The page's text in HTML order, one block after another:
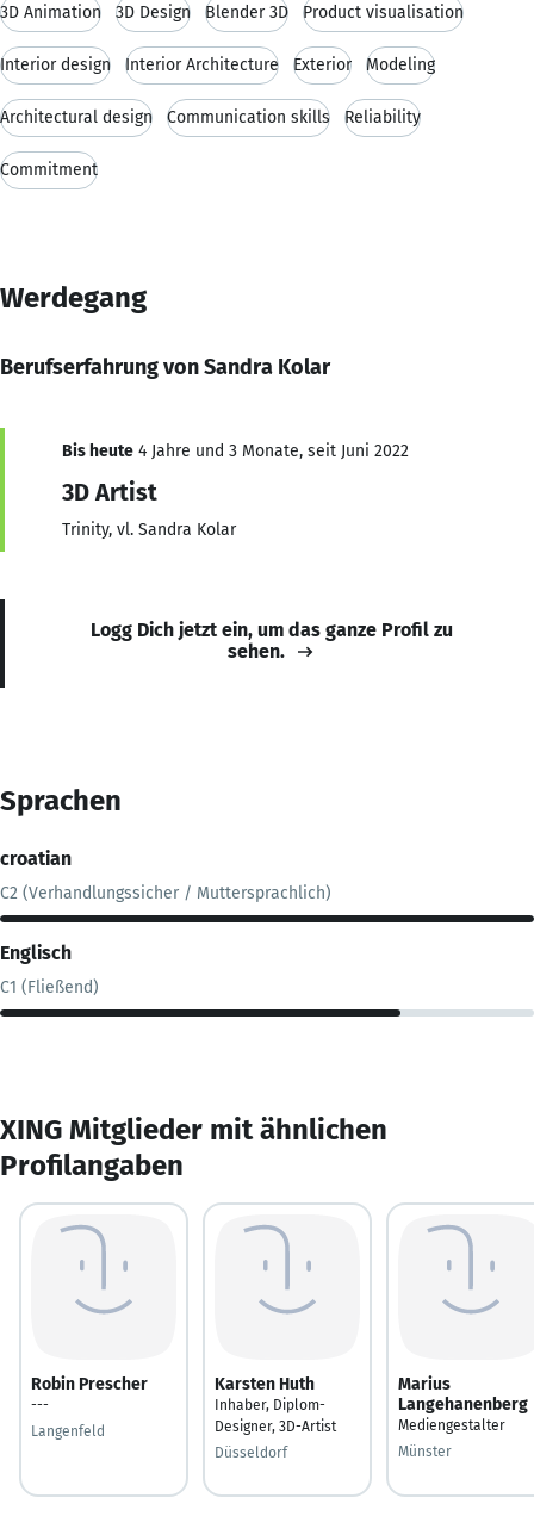
3D Animation 3D Design Blender 3D Product visualisation
Interior design Interior Architecture Exterior Modeling
Architectural design Communication skills Reliability
Commitment
Werdegang
Berufserfahrung von Sandra Kolar
Bis heute 4 Jahre und 3 Monate, seit Juni 2022
3D Artist
Trinity, vl. Sandra Kolar
Logg Dich jetzt ein, um das ganze Profil zu
sehen.
Sprachen
croatian
C2 (Verhandlungssicher / Muttersprachlich)
Englisch
C1 (Fließend)
XING Mitglieder mit ähnlichen
Profilangaben
Robin Prescher
---
Langenfeld
Karsten Huth
Inhaber, Diplom-
Designer, 3D-Artist
Düsseldorf
Marius
Langehanenberg
Mediengestalter
Münster